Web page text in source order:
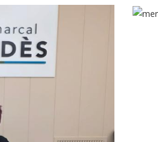
I
Conveni Per
Estiu